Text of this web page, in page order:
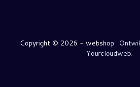
Copyright © 2026 - webshop
Yourcloudweb.